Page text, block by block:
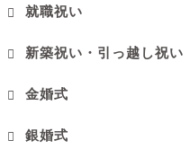
就職祝い
新築祝い・引っ越し祝い
金婚式
銀婚式